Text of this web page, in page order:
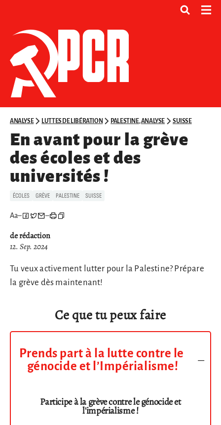
ANALYSE LUTTES DE LIBÉRATION PALESTINE,ANALYSE SUISSE
En avant pour la grève
des écoles et des
universités !
ÉCOLES GRÈVE PALESTINE SUISSE
Aa– –
de rédaction
12. Sep. 2024
Tu veux activement lutter pour la Palestine? Prépare
la grève dès maintenant!
Ce que tu peux faire
Prends part à la lutte contre le
génocide et l’Impérialisme!
Participe à la grève contre le génocide et
l'impérialisme !